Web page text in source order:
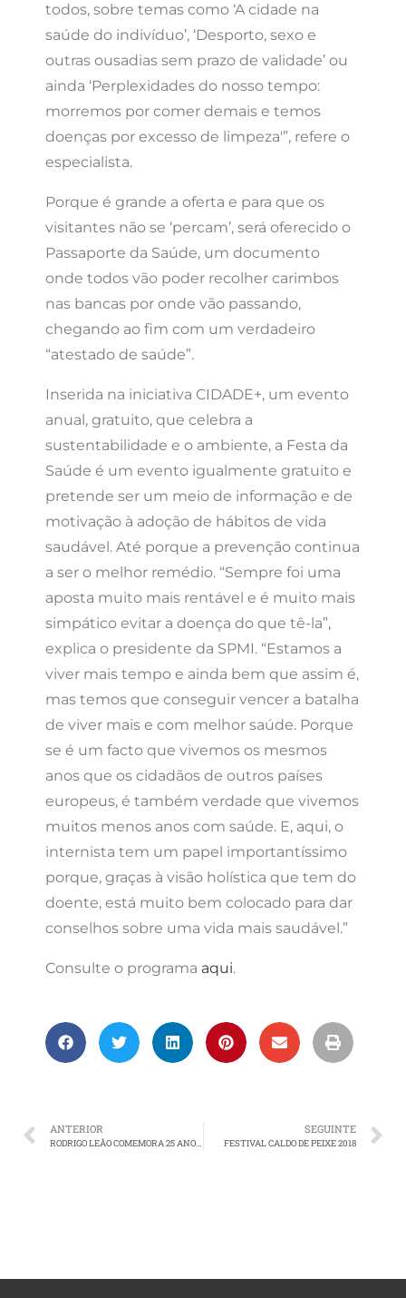
todos, sobre temas como ‘A cidade na
saúde do indivíduo’, ‘Desporto, sexo e
outras ousadias sem prazo de validade’ ou
ainda ‘Perplexidades do nosso tempo:
morremos por comer demais e temos
doenças por excesso de limpeza'”, refere o
especialista.
Porque é grande a oferta e para que os
visitantes não se ‘percam’, será oferecido o
Passaporte da Saúde, um documento
onde todos vão poder recolher carimbos
nas bancas por onde vão passando,
chegando ao fim com um verdadeiro
“atestado de saúde”.
Inserida na iniciativa CIDADE+, um evento
anual, gratuito, que celebra a
sustentabilidade e o ambiente, a Festa da
Saúde é um evento igualmente gratuito e
pretende ser um meio de informação e de
motivação à adoção de hábitos de vida
saudável. Até porque a prevenção continua
a ser o melhor remédio. “Sempre foi uma
aposta muito mais rentável e é muito mais
simpático evitar a doença do que tê-la”,
explica o presidente da SPMI. “Estamos a
viver mais tempo e ainda bem que assim é,
mas temos que conseguir vencer a batalha
de viver mais e com melhor saúde. Porque
se é um facto que vivemos os mesmos
anos que os cidadãos de outros países
europeus, é também verdade que vivemos
muitos menos anos com saúde. E, aqui, o
internista tem um papel importantíssimo
porque, graças à visão holística que tem do
doente, está muito bem colocado para dar
conselhos sobre uma vida mais saudável.”
Consulte o programa aqui.
ANTERIOR
RODRIGO LEÃO COMEMORA 25 ANOS DE CARREIRA COM SHOWCASE NA FNAC CHIADO
SEGUINTE
FESTIVAL CALDO DE PEIXE 2018